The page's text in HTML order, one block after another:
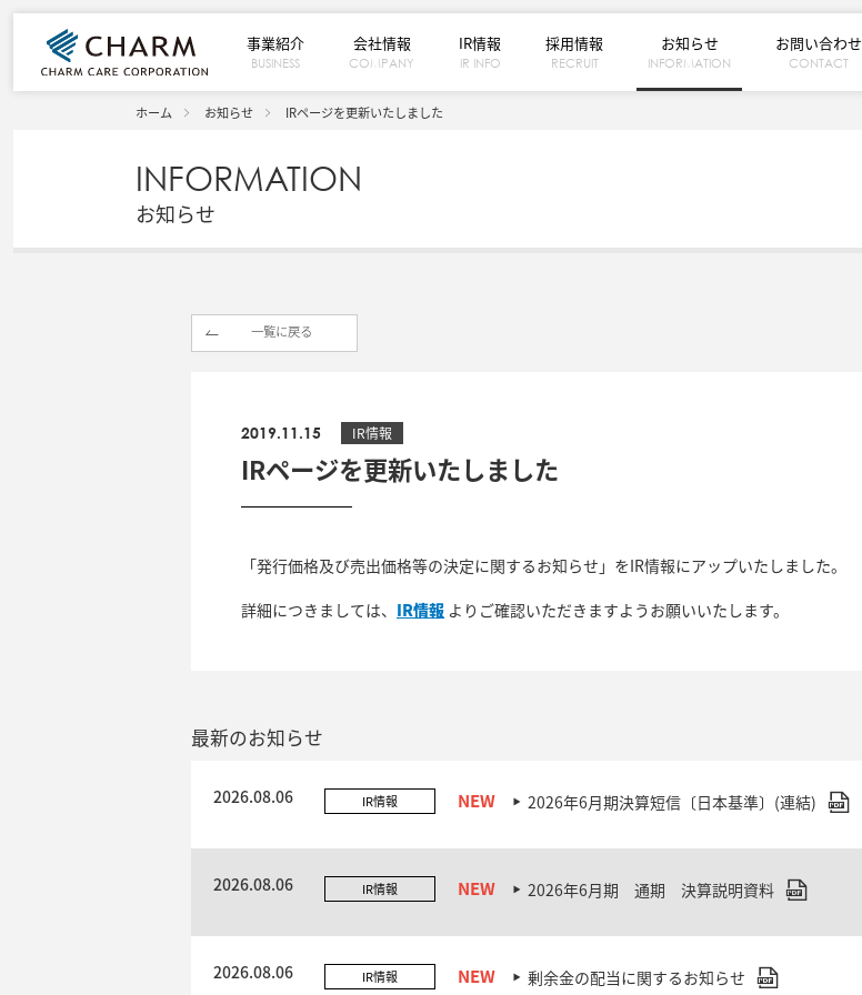
事業紹介
BUSINESS
会社情報
COMPANY
IR情報
IR INFO
採用情報
RECRUIT
お知らせ
INFORMATION
お問い合わせ
CONTACT
ホーム お知らせ IRページを更新いたしました
INFORMATION
お知らせ
一覧に戻る
2019.11.15 IR情報
IRページを更新いたしました
「発行価格及び売出価格等の決定に関するお知らせ」をIR情報にアップいたしました。
詳細につきましては、 IR情報 よりご確認いただきますようお願いいたします。
最新のお知らせ
2026.08.06 IR情報 2026年6月期決算短信〔日本基準〕(連結)
2026.08.06 IR情報 2026年6月期 通期 決算説明資料
2026.08.06 IR情報 剰余金の配当に関するお知らせ